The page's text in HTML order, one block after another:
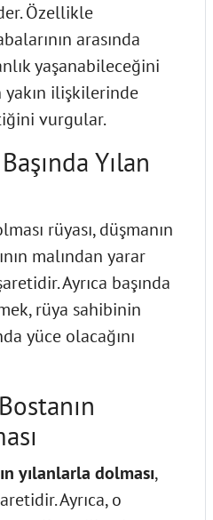
Özellikle
arasında
yaşanabileceğini
yakın ilişkilerinde
vurgular.
Yılan
rüyası, düşmanın
malından yarar
Ayrıca başında
rüya sahibinin
yüce olacağını
yılanlarla dolması,
Ayrıca, o